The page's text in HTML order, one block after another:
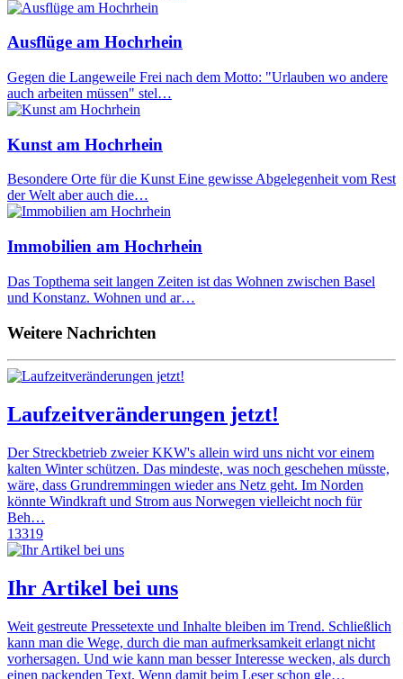
Ausflüge am Hochrhein
Gegen die Langeweile Frei nach dem Motto: "Urlauben wo andere
auch arbeiten müssen" stel…
Kunst am Hochrhein
Besondere Orte für die Kunst Eine gewisse Abgelegenheit vom Rest
der Welt aber auch die…
Immobilien am Hochrhein
Das Topthema seit langen Zeiten ist das Wohnen zwischen Basel
und Konstanz. Wohnen und ar…
Weitere Nachrichten
Laufzeitveränderungen jetzt!
Der Streckbetrieb zweier KKW's allein wird uns nicht vor einem
kalten Winter schützen. Das mindeste, was noch geschehen müsste,
wäre, dass Grundremmingen wieder ans Netz geht. Im Norden
könnte Windkraft und Strom aus Norwegen vielleicht noch für
Beh…
13319
Ihr Artikel bei uns
Weit gestreute Pressetexte und Inhalte bleiben im Trend. Schließlich
kann man die Wege, durch die man aufmerksamkeit erlangt nicht
vorhersagen. Und wie kann man besser Interesse wecken, als durch
einen packenden Text. Wenn damit beim Leser schon gle…